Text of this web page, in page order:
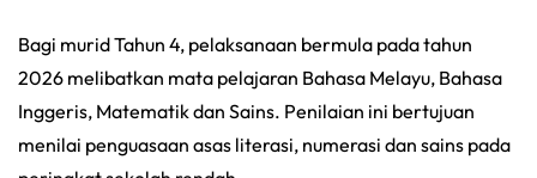
Bagi murid Tahun 4, pelaksanaan bermula pada tahun
2026 melibatkan mata pelajaran Bahasa Melayu, Bahasa
Inggeris, Matematik dan Sains. Penilaian ini bertujuan
menilai penguasaan asas literasi, numerasi dan sains pada